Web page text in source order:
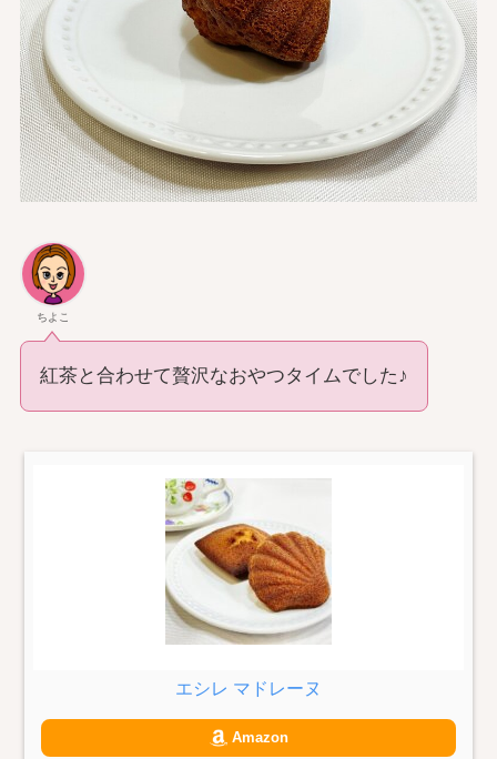
ちよこ
紅茶と合わせて贅沢なおやつタイムでした♪
エシレ マドレーヌ
Amazon